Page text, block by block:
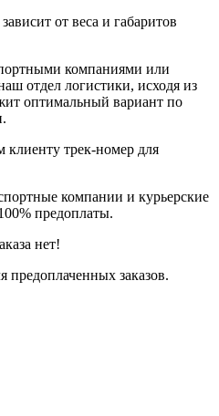
от веса и габаритов
компаниями или
отдел логистики, исходя из
оптимальный вариант по
трек-номер для
компании и курьерские
предоплаты.
нет!
предоплаченных заказов.